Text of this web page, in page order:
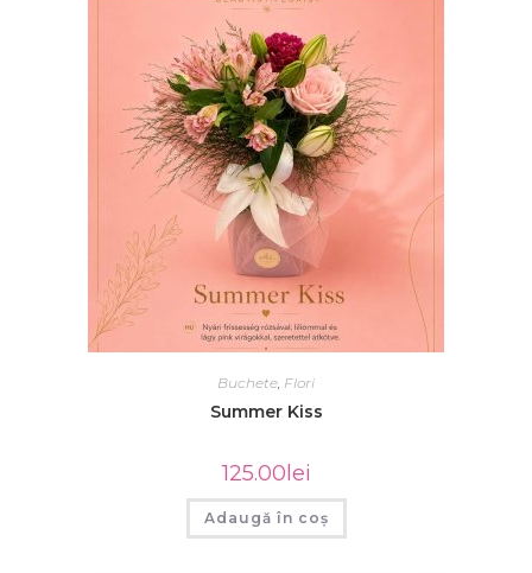
Buchete Flori
Summer Kiss
125.00lei
Adaugă în coș